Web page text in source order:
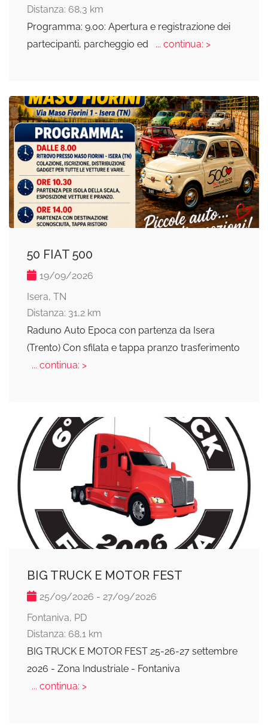
Distanza: 68,3 km
Programma: 9.00: Apertura e registrazione dei
partecipanti, parcheggio ed
... continua: >
50 FIAT 500
19/09/2026
Isera, TN
Distanza: 31,2 km
Raduno Auto Epoca con partenza da Isera
(Trento) Con sfilata e tappa pranzo trasferimento
... continua: >
BIG TRUCK E MOTOR FEST
25/09/2026 - 27/09/2026
Fontaniva, PD
Distanza: 68,1 km
BIG TRUCK E MOTOR FEST 25-26-27 settembre
2026 - Zona Industriale - Fontaniva
... continua: >